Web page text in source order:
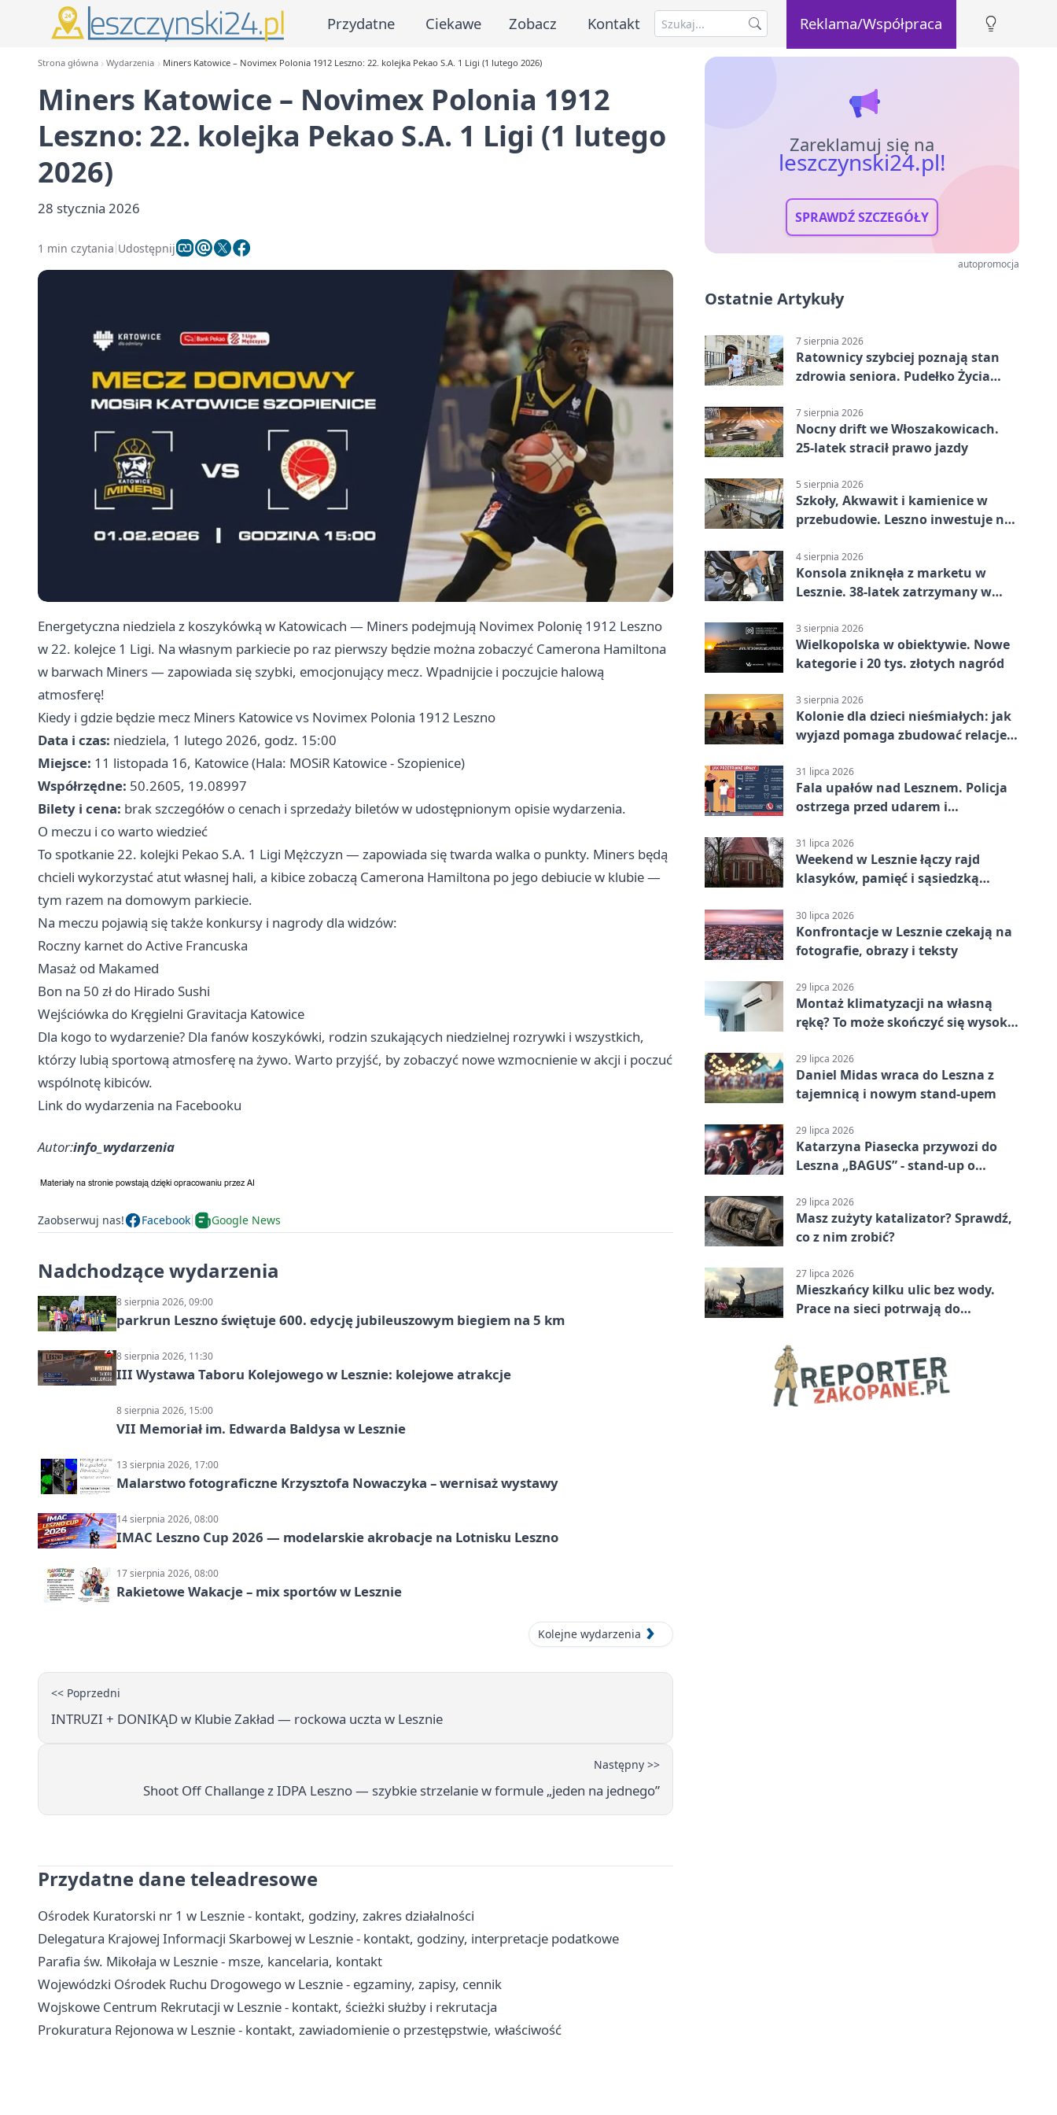
Przydatne Ciekawe Zobacz Kontakt Reklama/Współpraca
Strona główna Wydarzenia Miners Katowice – Novimex Polonia 1912 Leszno: 22. kolejka Pekao S.A. 1 Ligi (1 lutego 2026)
Miners Katowice – Novimex Polonia 1912
Leszno: 22. kolejka Pekao S.A. 1 Ligi (1 lutego
2026)
28 stycznia 2026
1 min czytania Udostępnij
Energetyczna niedziela z koszykówką w Katowicach — Miners podejmują Novimex Polonię 1912 Leszno
w 22. kolejce 1 Ligi. Na własnym parkiecie po raz pierwszy będzie można zobaczyć Camerona Hamiltona
w barwach Miners — zapowiada się szybki, emocjonujący mecz. Wpadnijcie i poczujcie halową
atmosferę!
Kiedy i gdzie będzie mecz Miners Katowice vs Novimex Polonia 1912 Leszno
Data i czas: niedziela, 1 lutego 2026, godz. 15:00
Miejsce: 11 listopada 16, Katowice (Hala: MOSiR Katowice - Szopienice)
Współrzędne: 50.2605, 19.08997
Bilety i cena: brak szczegółów o cenach i sprzedaży biletów w udostępnionym opisie wydarzenia.
O meczu i co warto wiedzieć
To spotkanie 22. kolejki Pekao S.A. 1 Ligi Mężczyzn — zapowiada się twarda walka o punkty. Miners będą
chcieli wykorzystać atut własnej hali, a kibice zobaczą Camerona Hamiltona po jego debiucie w klubie —
tym razem na domowym parkiecie.
Na meczu pojawią się także konkursy i nagrody dla widzów:
Roczny karnet do Active Francuska
Masaż od Makamed ‍
Bon na 50 zł do Hirado Sushi
Wejściówka do Kręgielni Gravitacja Katowice
Dla kogo to wydarzenie? Dla fanów koszykówki, rodzin szukających niedzielnej rozrywki i wszystkich,
którzy lubią sportową atmosferę na żywo. Warto przyjść, by zobaczyć nowe wzmocnienie w akcji i poczuć
wspólnotę kibiców.
Link do wydarzenia na Facebooku
Autor:info_wydarzenia
Zaobserwuj nas! Facebook Google News
Nadchodzące wydarzenia
8 sierpnia 2026, 09:00
parkrun Leszno świętuje 600. edycję jubileuszowym biegiem na 5 km
8 sierpnia 2026, 11:30
III Wystawa Taboru Kolejowego w Lesznie: kolejowe atrakcje
8 sierpnia 2026, 15:00
VII Memoriał im. Edwarda Baldysa w Lesznie
13 sierpnia 2026, 17:00
Malarstwo fotograficzne Krzysztofa Nowaczyka – wernisaż wystawy
14 sierpnia 2026, 08:00
IMAC Leszno Cup 2026 — modelarskie akrobacje na Lotnisku Leszno
17 sierpnia 2026, 08:00
Rakietowe Wakacje – mix sportów w Lesznie
Kolejne wydarzenia
<< Poprzedni
INTRUZI + DONIKĄD w Klubie Zakład — rockowa uczta w Lesznie
Następny >>
Shoot Off Challange z IDPA Leszno — szybkie strzelanie w formule „jeden na jednego”
Przydatne dane teleadresowe
Ośrodek Kuratorski nr 1 w Lesznie - kontakt, godziny, zakres działalności
Delegatura Krajowej Informacji Skarbowej w Lesznie - kontakt, godziny, interpretacje podatkowe
Parafia św. Mikołaja w Lesznie - msze, kancelaria, kontakt
Wojewódzki Ośrodek Ruchu Drogowego w Lesznie - egzaminy, zapisy, cennik
Wojskowe Centrum Rekrutacji w Lesznie - kontakt, ścieżki służby i rekrutacja
Prokuratura Rejonowa w Lesznie - kontakt, zawiadomienie o przestępstwie, właściwość
Zareklamuj się na
leszczynski24.pl!
SPRAWDŹ SZCZEGÓŁY
autopromocja
Ostatnie Artykuły
7 sierpnia 2026
Ratownicy szybciej poznają stan
zdrowia seniora. Pudełko Życia
7 sierpnia 2026
Nocny drift we Włoszakowicach.
25-latek stracił prawo jazdy
5 sierpnia 2026
Szkoły, Akwawit i kamienice w
przebudowie. Leszno inwestuje na
4 sierpnia 2026
Konsola zniknęła z marketu w
Lesznie. 38-latek zatrzymany w
3 sierpnia 2026
Wielkopolska w obiektywie. Nowe
kategorie i 20 tys. złotych nagród
3 sierpnia 2026
Kolonie dla dzieci nieśmiałych: jak
wyjazd pomaga zbudować relacje z
31 lipca 2026
Fala upałów nad Lesznem. Policja
ostrzega przed udarem i
31 lipca 2026
Weekend w Lesznie łączy rajd
klasyków, pamięć i sąsiedzką
30 lipca 2026
Konfrontacje w Lesznie czekają na
fotografie, obrazy i teksty
29 lipca 2026
Montaż klimatyzacji na własną
rękę? To może skończyć się wysoką
29 lipca 2026
Daniel Midas wraca do Leszna z
tajemnicą i nowym stand-upem
29 lipca 2026
Katarzyna Piasecka przywozi do
Leszna „BAGUS” - stand-up o
29 lipca 2026
Masz zużyty katalizator? Sprawdź,
co z nim zrobić?
27 lipca 2026
Mieszkańcy kilku ulic bez wody.
Prace na sieci potrwają do